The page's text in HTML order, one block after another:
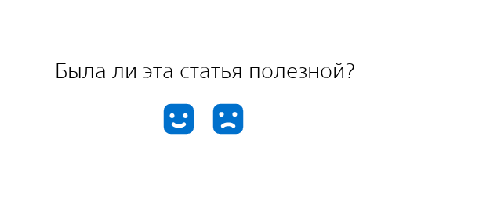
Была ли эта статья полезной?